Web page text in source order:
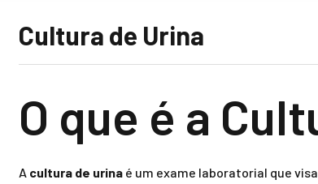
Cultura de Urina
O que é a
A cultura de urina é um exame laboratorial que